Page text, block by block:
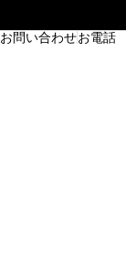
お問い合わせお電話